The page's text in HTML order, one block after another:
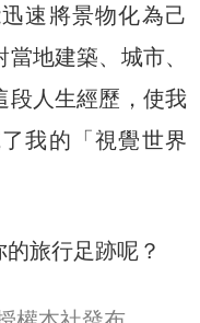
速將景物化為己
地建築、城市、
段人生經歷，使我
我的「視覺世界
旅行足跡呢？